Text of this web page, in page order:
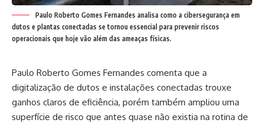
Paulo Roberto Gomes Fernandes analisa como a cibersegurança em
dutos e plantas conectadas se tornou essencial para prevenir riscos
operacionais que hoje vão além das ameaças físicas.
Paulo Roberto Gomes Fernandes comenta que a
digitalização de dutos e instalações conectadas trouxe
ganhos claros de eficiência, porém também ampliou uma
superfície de risco que antes quase não existia na rotina de